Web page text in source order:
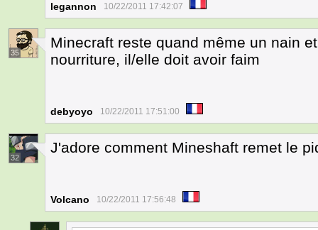
legannon 10/22/2011 17:42:07
35
Minecraft reste quand même un nain
nourriture, il/elle doit avoir faim
debyoyo 10/22/2011 17:51:00
32
J'adore comment Mineshaft remet le
Volcano 10/22/2011 17:56:48